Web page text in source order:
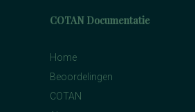
COTAN Documentatie
Home
Beoordelingen
COTAN